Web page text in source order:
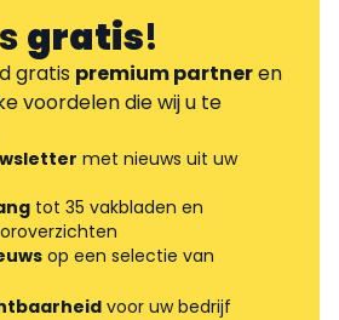
gratis!
gratis premium partneren
voordelen die wij u te
met nieuws uit uw
tot 35 vakbladen en
op een selectie van
voor uw bedrijf